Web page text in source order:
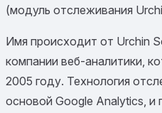
(модуль отслеживания
Имя происходит от Urchin
компании веб-аналитики,
2005 году. Технология
основой Google Analytics,